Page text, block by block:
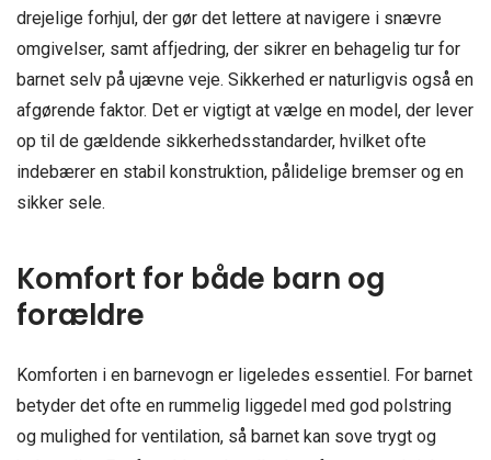
drejelige forhjul, der gør det lettere at navigere i snævre
omgivelser, samt affjedring, der sikrer en behagelig tur for
barnet selv på ujævne veje. Sikkerhed er naturligvis også en
afgørende faktor. Det er vigtigt at vælge en model, der lever
op til de gældende sikkerhedsstandarder, hvilket ofte
indebærer en stabil konstruktion, pålidelige bremser og en
sikker sele.
Komfort for både barn og
forældre
Komforten i en barnevogn er ligeledes essentiel. For barnet
betyder det ofte en rummelig liggedel med god polstring
og mulighed for ventilation, så barnet kan sove trygt og